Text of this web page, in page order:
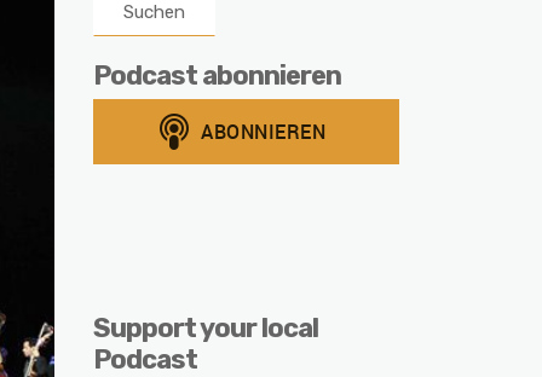
Podcast abonnieren
Support your local
Podcast